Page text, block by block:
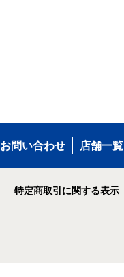
お問い合わせ 店舗一覧
特定商取引に関する表示